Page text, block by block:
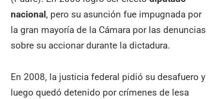
nacional, pero su asunción fue impugnada por
la gran mayoría de la Cámara por las denuncias
sobre su accionar durante la dictadura.
En 2008, la justicia federal pidió su desafuero y
luego quedó detenido por crímenes de lesa